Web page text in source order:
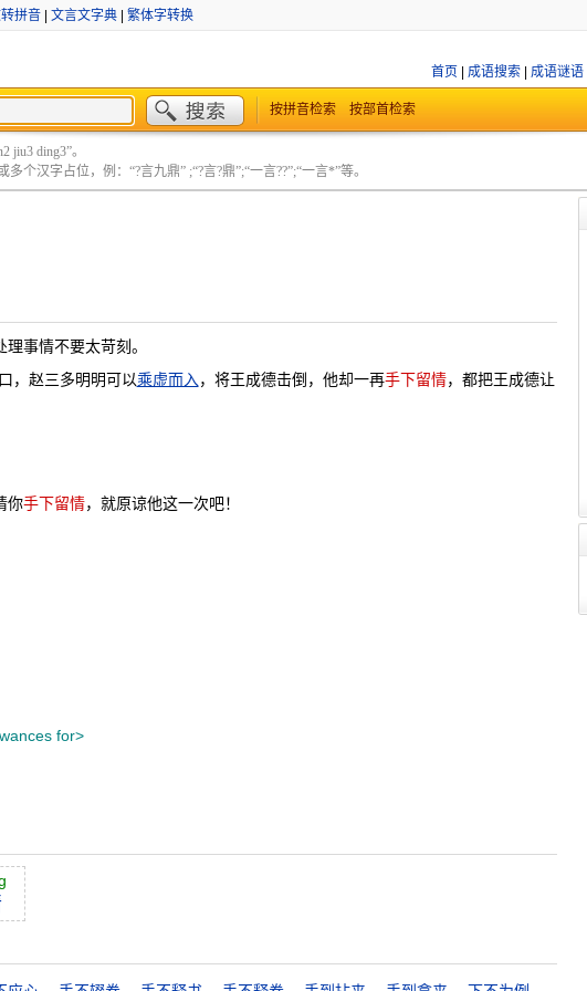
拼音| 文言文字典| 繁体字转换
首页 成语搜索| 成语谜语|
按拼音检索 按部首检索
jiu3 ding3”。
个汉字占位，例：“?言九鼎” ;“?言?鼎”;“一言??”;“一言*”等。
事情不要太苛刻。
，赵三多明明可以乘虚而入 ，将王成德击倒，他却一再手下留情，都把王成德让
你手下留情，就原谅他这一次吧！
for>